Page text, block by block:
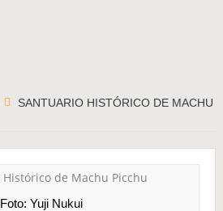
SANTUARIO HISTÓRICO DE MACHU
Foto: Yuji Nukui